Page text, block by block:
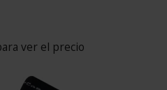
ver el precio